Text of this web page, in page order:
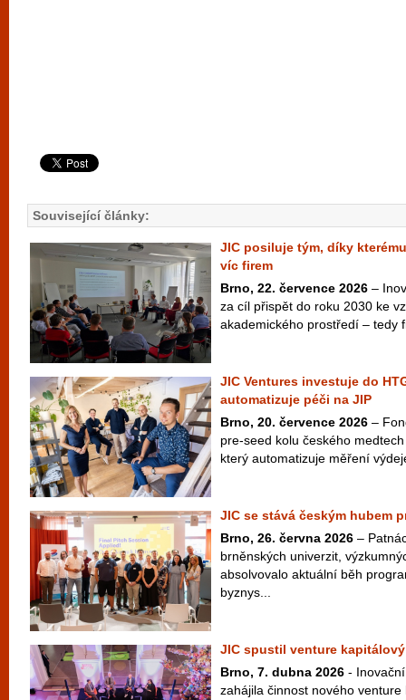
Související články:
JIC posiluje tým, díky
víc firem
Brno, 22. července 2026 –
za cíl přispět do roku 2030 ke
akademického prostředí – tedy
JIC Ventures investuje do
automatizuje péči na JIP
Brno, 20. července 2026 –
pre-seed kolu českého
který automatizuje měření
JIC se stává českým hubem
Brno, 26. června 2026 –
brněnských univerzit,
absolvovalo aktuální běh
byznys...
JIC spustil venture
Brno, 7. dubna 2026 -
zahájila činnost nového